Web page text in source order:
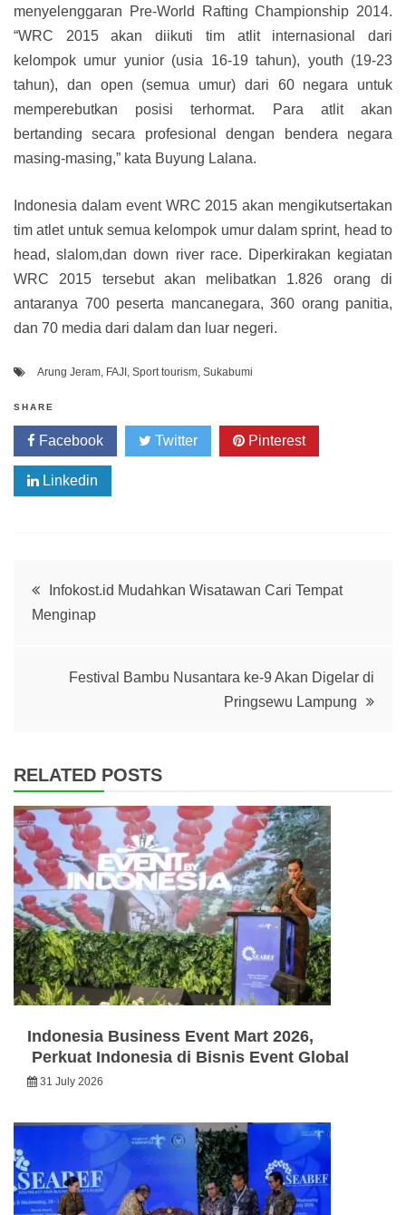
menyelenggaran Pre-World Rafting Championship 2014.
“WRC 2015 akan diikuti tim atlit internasional dari
kelompok umur yunior (usia 16-19 tahun), youth (19-23
tahun), dan open (semua umur) dari 60 negara untuk
memperebutkan posisi terhormat. Para atlit akan
bertanding secara profesional dengan bendera negara
masing-masing,” kata Buyung Lalana.
Indonesia dalam event WRC 2015 akan mengikutsertakan
tim atlet untuk semua kelompok umur dalam sprint, head to
head, slalom,dan down river race. Diperkirakan kegiatan
WRC 2015 tersebut akan melibatkan 1.826 orang di
antaranya 700 peserta mancanegara, 360 orang panitia,
dan 70 media dari dalam dan luar negeri.
Arung Jeram, FAJI , Sport tourism, Sukabumi
SHARE
Facebook Twitter Pinterest
Linkedin
Post
navigation
Infokost.id Mudahkan Wisatawan Cari Tempat
Menginap
Festival Bambu Nusantara ke-9 Akan Digelar di
Pringsewu Lampung
RELATED POSTS
Indonesia Business Event Mart 2026,
Perkuat Indonesia di Bisnis Event Global
31 July 2026